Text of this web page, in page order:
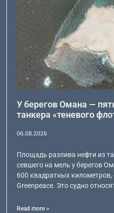
У берегов Омана —
танкера «теневого
06.08.2026
Площадь разлива нефти из
севшего на мель у берегов
600 квадратных
Greenpeace. Это судно
Read more >